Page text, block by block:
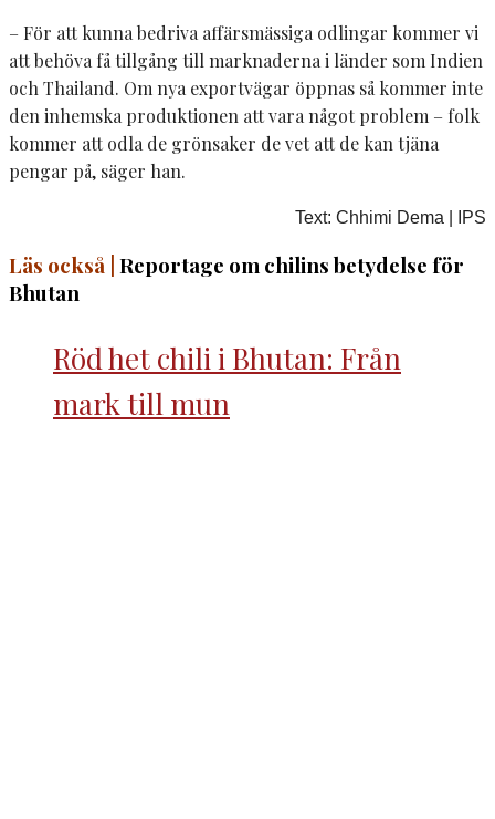
– För att kunna bedriva affärsmässiga odlingar kommer vi
att behöva få tillgång till marknaderna i länder som Indien
och Thailand. Om nya exportvägar öppnas så kommer inte
den inhemska produktionen att vara något problem – folk
kommer att odla de grönsaker de vet att de kan tjäna
pengar på, säger han.
Text: Chhimi Dema | IPS
Läs också | Reportage om chilins betydelse för
Bhutan
Röd het chili i Bhutan: Från
mark till mun